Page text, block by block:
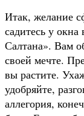
Итак, желание
садитесь у
Салтана». Вам
своей мечте.
вы растите.
удобряйте,
аллегория,